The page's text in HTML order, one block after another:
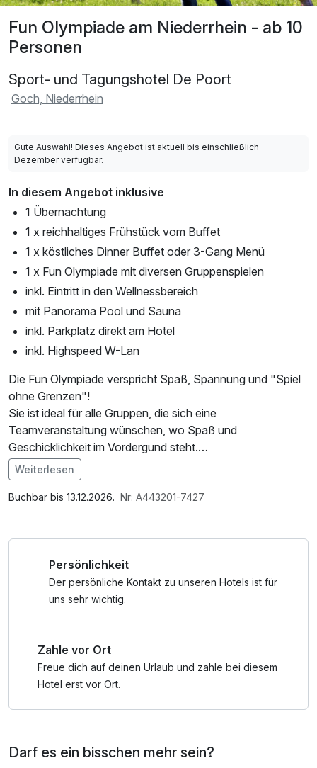
Fun Olympiade am Niederrhein - ab 10
Personen
Sport- und Tagungshotel De Poort
Goch, Niederrhein
Gute Auswahl! Dieses Angebot ist aktuell bis einschließlich
Dezember verfügbar.
In diesem Angebot inklusive
1 Übernachtung
1 x reichhaltiges Frühstück vom Buffet
1 x köstliches Dinner Buffet oder 3-Gang Menü
1 x Fun Olympiade mit diversen Gruppenspielen
inkl. Eintritt in den Wellnessbereich
mit Panorama Pool und Sauna
inkl. Parkplatz direkt am Hotel
inkl. Highspeed W-Lan
Die Fun Olympiade verspricht Spaß, Spannung und "Spiel
ohne Grenzen"!
Sie ist ideal für alle Gruppen, die sich eine
Teamveranstaltung wünschen, wo Spaß und
Geschicklichkeit im Vordergund steht.
Bei verschiedenen Aufgabenstellungen, die auf keinen Fall
alltäglich sind, können die Teams ihre Geschicklichkeit, ihr
Gruppengefühl und ihre Kreativität einsetzen, um ans Ziel
Nach Ihrer Reservierung, sprechen Sie die verschiedenen
Möglichkeiten, 2-3 aus 6, mit uns ab, um für Ihre Gruppe
Im Angebot enthalten
1 Flasche Mineralwasser, Saunabenutzung, Parkplatz, W-
Weiterlesen
Buchbar bis 13.12.2026. Nr: A443201-7427
Persönlichkeit
Der persönliche Kontakt zu unseren Hotels ist für
uns sehr wichtig.
Zahle vor Ort
Freue dich auf deinen Urlaub und zahle bei diesem
Hotel erst vor Ort.
Darf es ein bisschen mehr sein?